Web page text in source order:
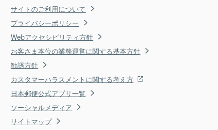
サイトのご利用について
プライバシーポリシー
Webアクセシビリティ方針
お客さま本位の業務運営に関する基本方針
勧誘方針
カスタマーハラスメントに関する考え方
日本郵便公式アプリ一覧
ソーシャルメディア
サイトマップ